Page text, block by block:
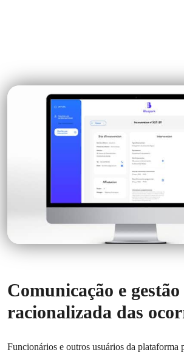
Comunicação e gestão
racionalizada das
Funcionários e outros usuários da plataforma